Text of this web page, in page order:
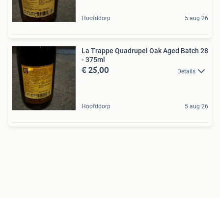
Hoofddorp 5 aug 26
La Trappe Quadrupel Oak Aged Batch 28
- 375ml
€ 25,00 Details
Hoofddorp 5 aug 26